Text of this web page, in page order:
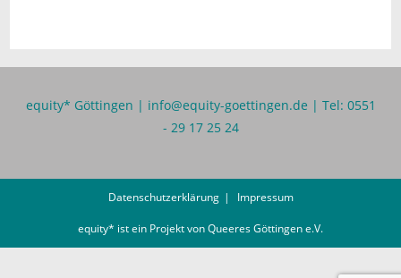
equity* Göttingen | info@equity-goettingen.de | Tel: 0551
- 29 17 25 24
Datenschutzerklärung Impressum
equity* ist ein Projekt vonQueeres Göttingen e.V.